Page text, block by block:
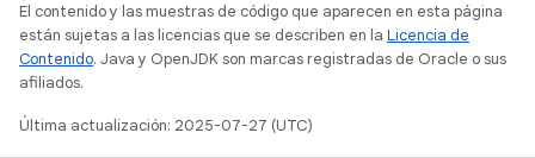
El contenido y las muestras de código que aparecen en esta página
están sujetas a las licencias que se describen en la Licencia de
Contenido. Java y OpenJDK son marcas registradas de Oracle o sus
afiliados.
Última actualización: 2025-07-27 (UTC)